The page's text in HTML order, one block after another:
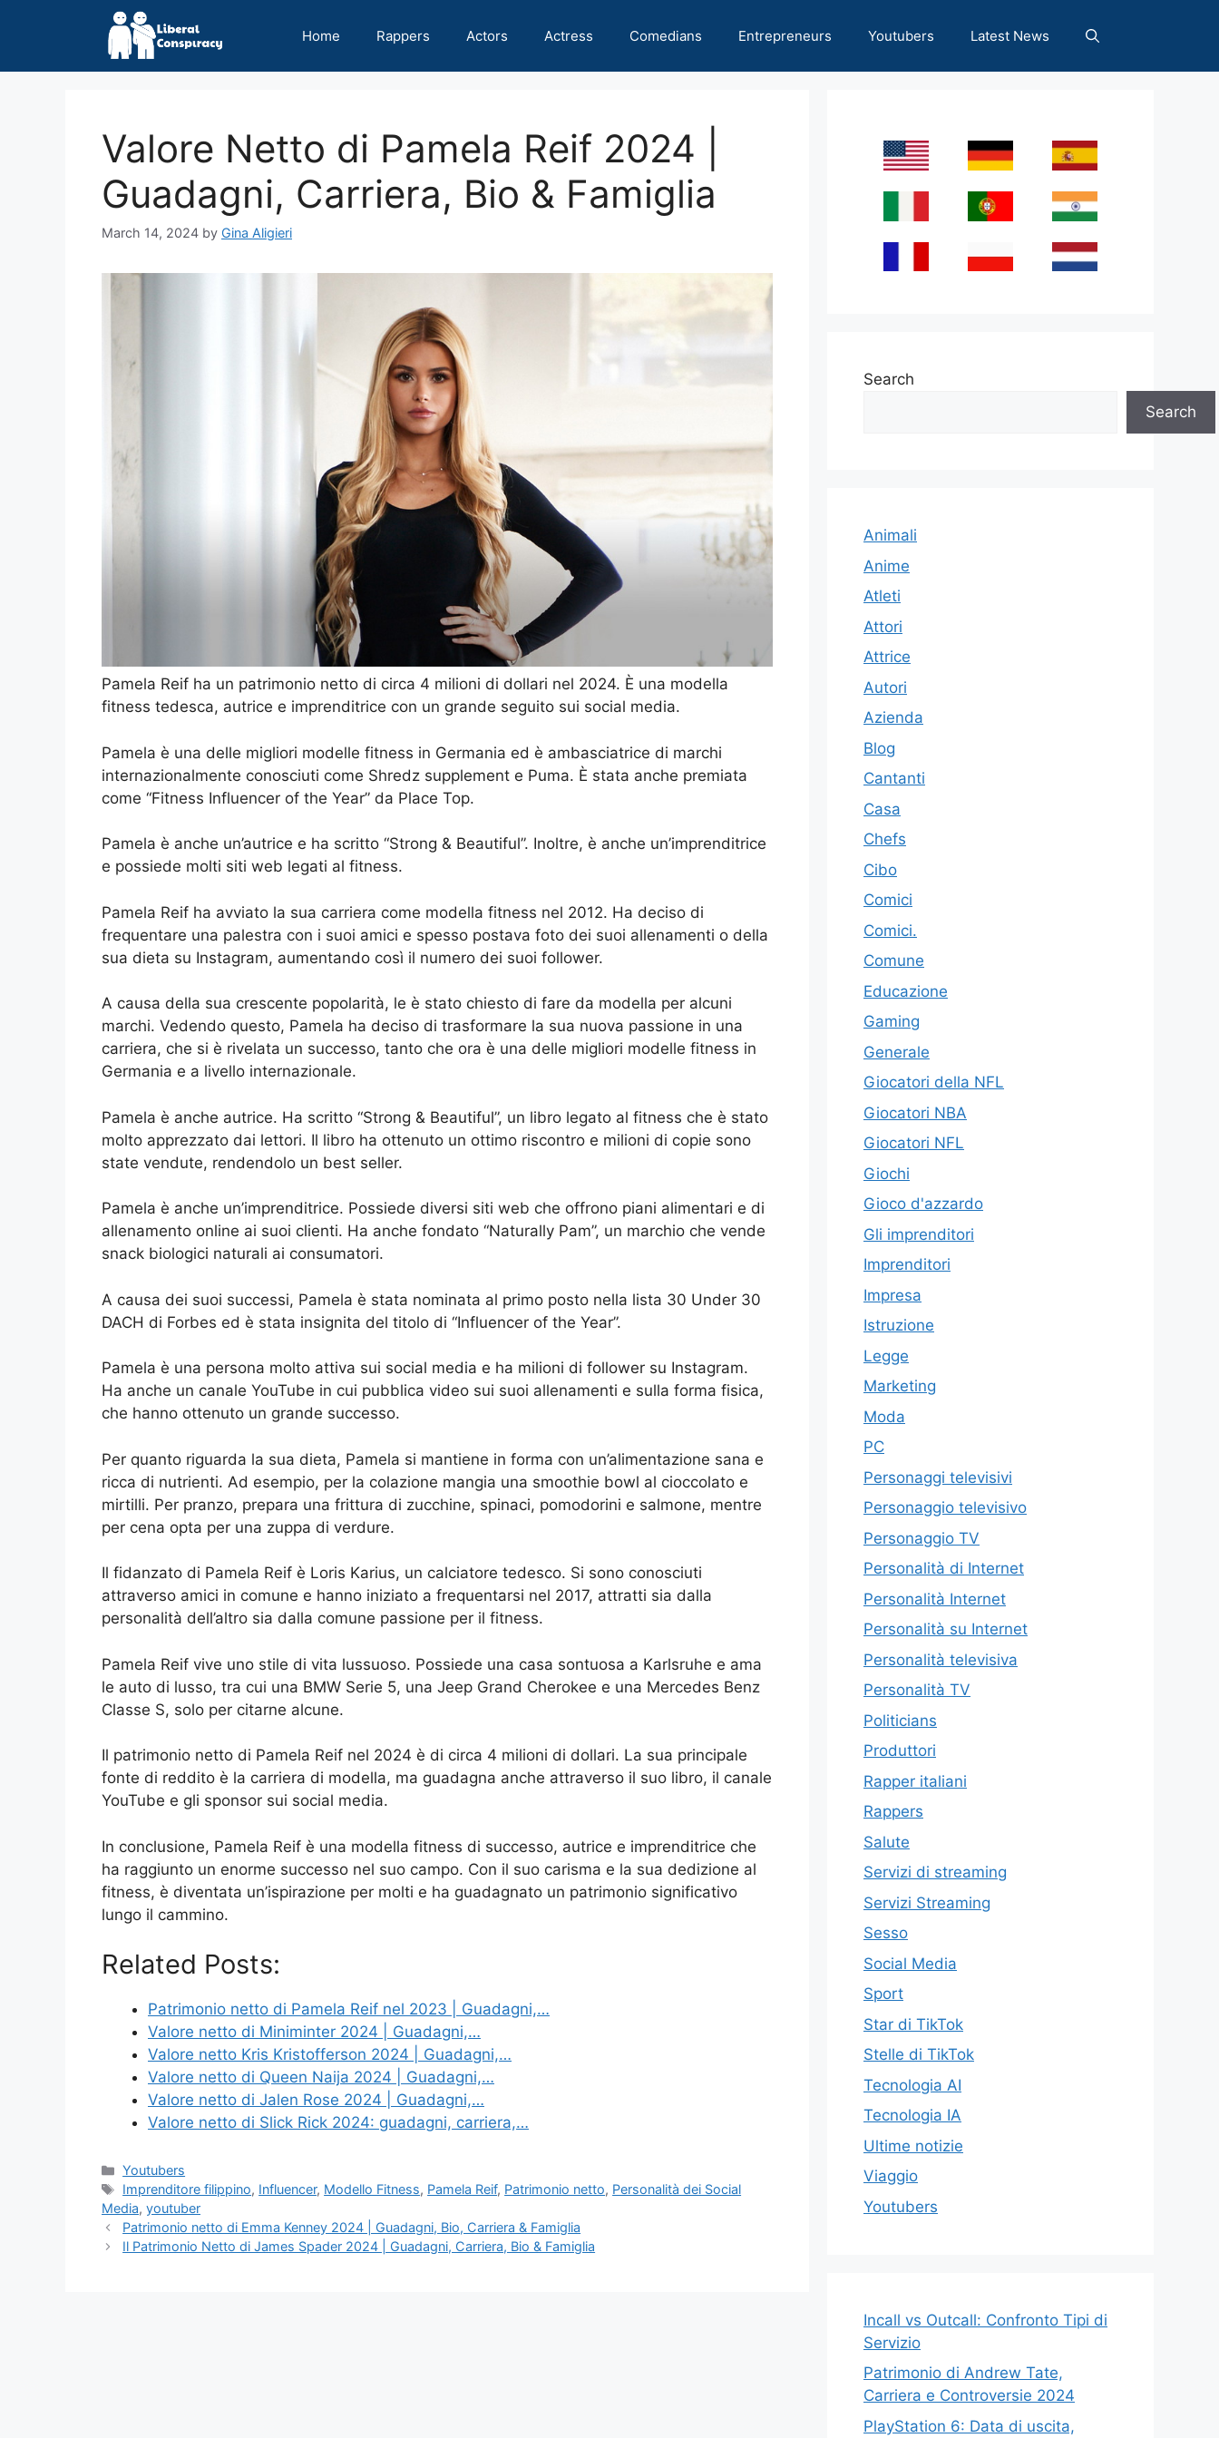
Home Rappers Actors Actress Comedians Entrepreneurs Youtubers Latest News
Valore Netto di Pamela Reif 2024 |
Guadagni, Carriera, Bio & Famiglia
March 14, 2024 by Gina Aligieri
Pamela Reif ha un patrimonio netto di circa 4 milioni di dollari nel 2024. È una modella
fitness tedesca, autrice e imprenditrice con un grande seguito sui social media.
Pamela è una delle migliori modelle fitness in Germania ed è ambasciatrice di marchi
internazionalmente conosciuti come Shredz supplement e Puma. È stata anche premiata
come “Fitness Influencer of the Year” da Place Top.
Pamela è anche un’autrice e ha scritto “Strong & Beautiful”. Inoltre, è anche un’imprenditrice
e possiede molti siti web legati al fitness.
Pamela Reif ha avviato la sua carriera come modella fitness nel 2012. Ha deciso di
frequentare una palestra con i suoi amici e spesso postava foto dei suoi allenamenti o della
sua dieta su Instagram, aumentando così il numero dei suoi follower.
A causa della sua crescente popolarità, le è stato chiesto di fare da modella per alcuni
marchi. Vedendo questo, Pamela ha deciso di trasformare la sua nuova passione in una
carriera, che si è rivelata un successo, tanto che ora è una delle migliori modelle fitness in
Germania e a livello internazionale.
Pamela è anche autrice. Ha scritto “Strong & Beautiful”, un libro legato al fitness che è stato
molto apprezzato dai lettori. Il libro ha ottenuto un ottimo riscontro e milioni di copie sono
state vendute, rendendolo un best seller.
Pamela è anche un’imprenditrice. Possiede diversi siti web che offrono piani alimentari e di
allenamento online ai suoi clienti. Ha anche fondato “Naturally Pam”, un marchio che vende
snack biologici naturali ai consumatori.
A causa dei suoi successi, Pamela è stata nominata al primo posto nella lista 30 Under 30
DACH di Forbes ed è stata insignita del titolo di “Influencer of the Year”.
Pamela è una persona molto attiva sui social media e ha milioni di follower su Instagram.
Ha anche un canale YouTube in cui pubblica video sui suoi allenamenti e sulla forma fisica,
che hanno ottenuto un grande successo.
Per quanto riguarda la sua dieta, Pamela si mantiene in forma con un’alimentazione sana e
ricca di nutrienti. Ad esempio, per la colazione mangia una smoothie bowl al cioccolato e
mirtilli. Per pranzo, prepara una frittura di zucchine, spinaci, pomodorini e salmone, mentre
per cena opta per una zuppa di verdure.
Il fidanzato di Pamela Reif è Loris Karius, un calciatore tedesco. Si sono conosciuti
attraverso amici in comune e hanno iniziato a frequentarsi nel 2017, attratti sia dalla
personalità dell’altro sia dalla comune passione per il fitness.
Pamela Reif vive uno stile di vita lussuoso. Possiede una casa sontuosa a Karlsruhe e ama
le auto di lusso, tra cui una BMW Serie 5, una Jeep Grand Cherokee e una Mercedes Benz
Classe S, solo per citarne alcune.
Il patrimonio netto di Pamela Reif nel 2024 è di circa 4 milioni di dollari. La sua principale
fonte di reddito è la carriera di modella, ma guadagna anche attraverso il suo libro, il canale
YouTube e gli sponsor sui social media.
In conclusione, Pamela Reif è una modella fitness di successo, autrice e imprenditrice che
ha raggiunto un enorme successo nel suo campo. Con il suo carisma e la sua dedizione al
fitness, è diventata un’ispirazione per molti e ha guadagnato un patrimonio significativo
lungo il cammino.
Related Posts:
Patrimonio netto di Pamela Reif nel 2023 | Guadagni,…
Valore netto di Miniminter 2024 | Guadagni,…
Valore netto Kris Kristofferson 2024 | Guadagni,…
Valore netto di Queen Naija 2024 | Guadagni,…
Valore netto di Jalen Rose 2024 | Guadagni,…
Valore netto di Slick Rick 2024: guadagni, carriera,…
Categories
Youtubers
Tags
Imprenditore filippino, Influencer, Modello Fitness, Pamela Reif, Patrimonio netto, Personalità dei Social
Media, youtuber
Patrimonio netto di Emma Kenney 2024 | Guadagni, Bio, Carriera & Famiglia
Il Patrimonio Netto di James Spader 2024 | Guadagni, Carriera, Bio & Famiglia
Search
Search
Animali
Anime
Atleti
Attori
Attrice
Autori
Azienda
Blog
Cantanti
Casa
Chefs
Cibo
Comici
Comici.
Comune
Educazione
Gaming
Generale
Giocatori della NFL
Giocatori NBA
Giocatori NFL
Giochi
Gioco d'azzardo
Gli imprenditori
Imprenditori
Impresa
Istruzione
Legge
Marketing
Moda
PC
Personaggi televisivi
Personaggio televisivo
Personaggio TV
Personalità di Internet
Personalità Internet
Personalità su Internet
Personalità televisiva
Personalità TV
Politicians
Produttori
Rapper italiani
Rappers
Salute
Servizi di streaming
Servizi Streaming
Sesso
Social Media
Sport
Star di TikTok
Stelle di TikTok
Tecnologia AI
Tecnologia IA
Ultime notizie
Viaggio
Youtubers
Incall vs Outcall: Confronto Tipi di
Servizio
Patrimonio di Andrew Tate,
Carriera e Controversie 2024
PlayStation 6: Data di uscita,